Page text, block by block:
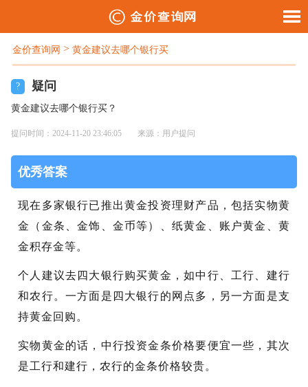
金价查询网 > 黄金建议去哪个银行买
? 疑问
黄金建议去哪个银行买？
提问时间：2024-11-20 23:46:05 来源：用户提问
优秀答案
现在多家银行已推出黄金投资理财产品，包括实物黄
金（金条、金饰、金币等）、纸黄金、账户黄金、黄
金积存金等。
个人建议去四大银行购买黄金，如中行、工行、建行
和农行。一方面是四大银行的网点多，另一方面是支
持黄金回购。
实物黄金的话，中行投资金条价格要便宜一些，其次
是工行和建行，农行的金条价格较贵。